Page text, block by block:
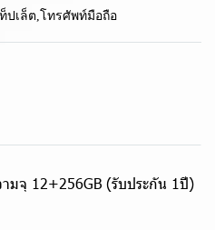
ปเล็ต, โทรศัพท์มือถือ
มจุ 12+256GB (รับประกัน 1ปี)